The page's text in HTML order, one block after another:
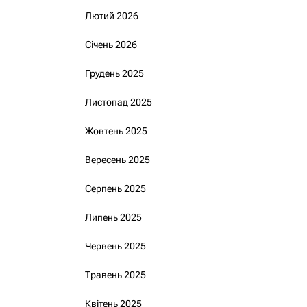
Лютий 2026
Січень 2026
Грудень 2025
Листопад 2025
Жовтень 2025
Вересень 2025
Серпень 2025
Липень 2025
Червень 2025
Травень 2025
Квітень 2025